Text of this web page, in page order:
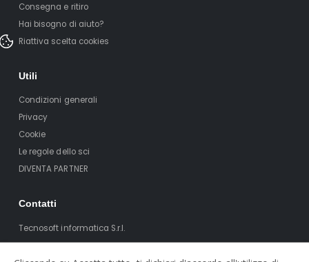
Consegna e ritiro
Hai bisogno di aiuto?
Riattiva scelta cookies
Utili
Condizioni generali
Privacy
Cookie
Le regole dello sci
DIVENTA PARTNER
Contatti
Tecnosoft informatica S.r.l.
Via T. Claudio 41